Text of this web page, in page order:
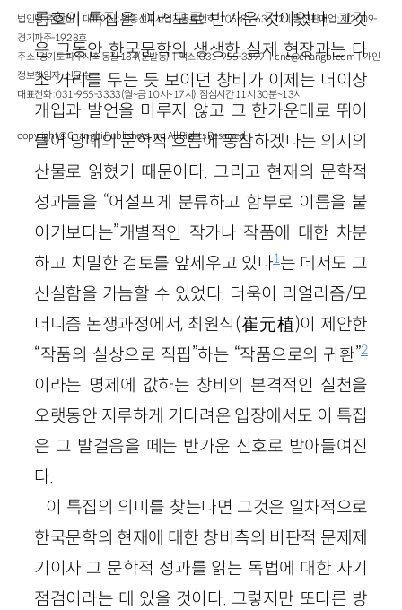
름호의 특집은 여러모로 반가운 것이었다. 그것
은 그동안 한국문학의 생생한 실제 현장과는 다
소 거리를 두는 듯 보이던 창비가 이제는 더이상
개입과 발언을 미루지 않고 그 한가운데로 뛰어
들어 당대의 문학적 흐름에 동참하겠다는 의지의
산물로 읽혔기 때문이다. 그리고 현재의 문학적
성과들을 “어설프게 분류하고 함부로 이름을 붙
이기보다는”개별적인 작가나 작품에 대한 차분
하고 치밀한 검토를 앞세우고 있다1는 데서도 그
신실함을 가늠할 수 있었다. 더욱이 리얼리즘/모
더니즘 논쟁과정에서, 최원식(崔元植)이 제안한
“작품의 실상으로 직핍”하는 “작품으로의 귀환”2
이라는 명제에 값하는 창비의 본격적인 실천을
오랫동안 지루하게 기다려온 입장에서도 이 특집
은 그 발걸음을 떼는 반가운 신호로 받아들여진
다.
이 특집의 의미를 찾는다면 그것은 일차적으로
한국문학의 현재에 대한 창비측의 비판적 문제제
기이자 그 문학적 성과를 읽는 독법에 대한 자기
점검이라는 데 있을 것이다. 그렇지만 또다른 방
법인명 : ㈜창비ㅣ대표이사 : 염종선ㅣ사업자등록번호 : 105-81-63672ㅣ통신판매업 : 제 2009-
경기파주-1928호
주소 : 경기도 파주시 회동길 184(문발동)ㅣ팩스 : 031-955-3399 ㅣcnc@changbi.comㅣ개인
정보책임자 : 신문수
대표전화 : 031-955-3333(월~금 10시~17시), 점심시간 11시 30분~13시
copyright © Changbi Publishers, inc. All Rights Reserved.